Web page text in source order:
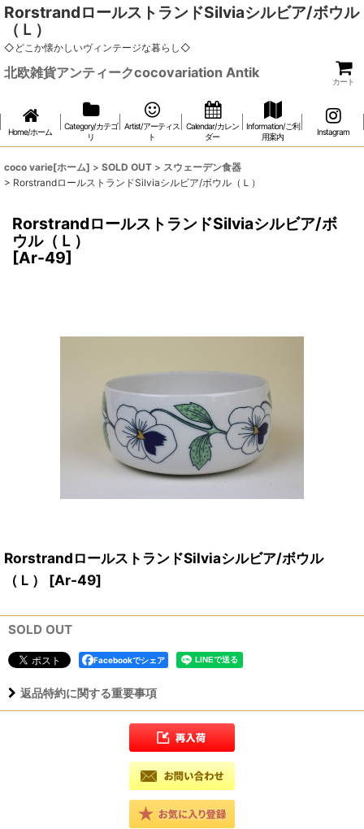
RorstrandロールストランドSilviaシルビア/ボウル
（Ｌ）
◇どこか懐かしいヴィンテージな暮らし◇
北欧雑貨アンティークcocovariation Antik
カート
Home/ホーム
Category/カテゴ
リ
Artist/アーティス
ト
Calendar/カレン
ダー
Information/ご利
用案内
Instagram
coco varie[ホーム] > SOLD OUT > スウェーデン食器
> RorstrandロールストランドSilviaシルビア/ボウル（Ｌ）
RorstrandロールストランドSilviaシルビア/ボ
ウル（Ｌ）
[Ar-49]
RorstrandロールストランドSilviaシルビア/ボウル
（Ｌ）
[Ar-49]
SOLD OUT
Facebookでシェア
返品特約に関する重要事項